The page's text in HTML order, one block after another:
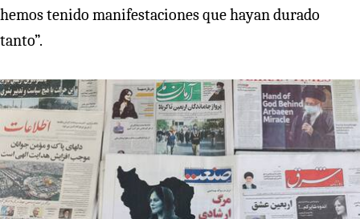
hemos tenido manifestaciones que hayan durado
tanto”.